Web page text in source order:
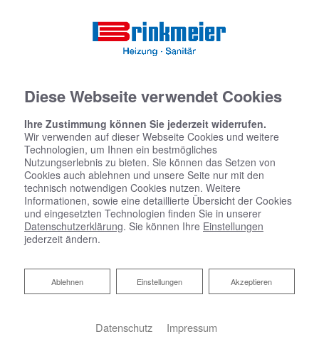
Diese Webseite verwendet Cookies
Ihre Zustimmung können Sie jederzeit widerrufen.
Wir verwenden auf dieser Webseite Cookies und weitere
Technologien, um Ihnen ein bestmögliches
Nutzungserlebnis zu bieten. Sie können das Setzen von
Cookies auch ablehnen und unsere Seite nur mit den
technisch notwendigen Cookies nutzen. Weitere
Informationen, sowie eine detaillierte Übersicht der Cookies
und eingesetzten Technologien finden Sie in unserer
Datenschutzerklärung. Sie können Ihre Einstellungen
jederzeit ändern.
Akzeptieren
Einstellungen
Ablehnen
Ablehnen
Datenschutz Impressum